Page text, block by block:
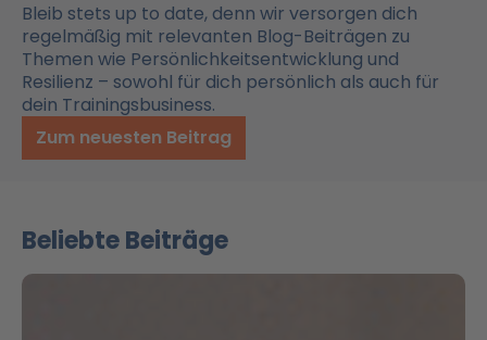
Bleib stets up to date, denn wir versorgen dich
regelmäßig mit relevanten Blog-Beiträgen zu
Themen wie Persönlichkeitsentwicklung und
Resilienz – sowohl für dich persönlich als auch für
dein Trainingsbusiness.
Zum neuesten Beitrag
Beliebte Beiträge